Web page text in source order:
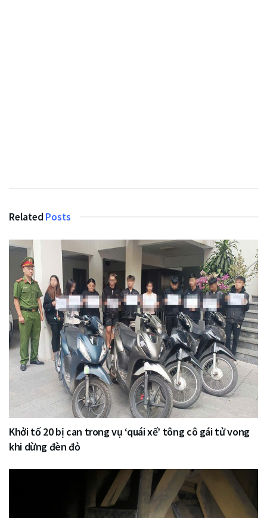
Related Posts
Khởi tố 20 bị can trong vụ ‘quái xế’ tông cô gái tử vong
khi dừng đèn đỏ